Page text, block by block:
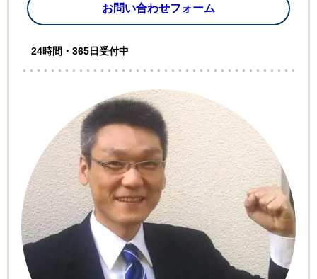
お問い合わせフォーム
24時間・365日受付中